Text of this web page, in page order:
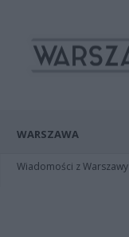
WARSZAWA
Wiadomości z Warszawy